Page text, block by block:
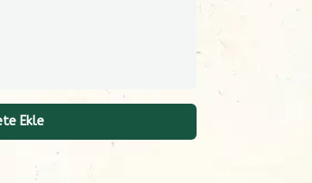
Ekle